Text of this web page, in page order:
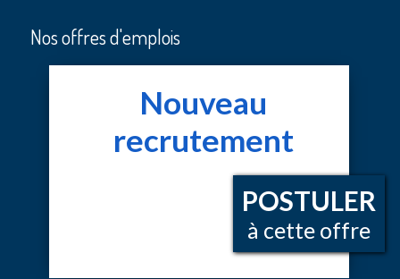
Nos offres d'emplois
Nouveau
recrutement
POSTULER
à cette offre